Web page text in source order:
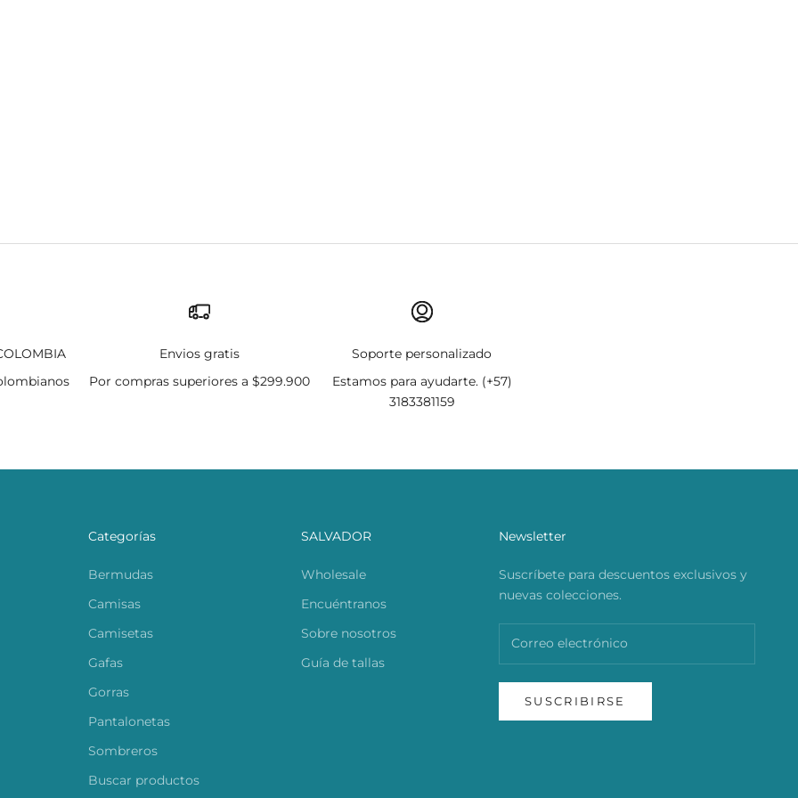
Envios gratis
Por compras superiores a $299.900
Soporte personalizado
Estamos para ayudarte. (+57)
3183381159
Categorías
Bermudas
Camisas
Camisetas
Gafas
Gorras
Pantalonetas
Sombreros
Buscar productos
SALVADOR
Wholesale
Encuéntranos
Sobre nosotros
Guía de tallas
Newsletter
Suscríbete para descuentos exclusivos y
nuevas colecciones.
SUSCRIBIRSE